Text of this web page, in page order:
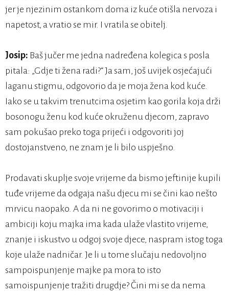
jer je njezinim ostankom doma iz kuće otišla nervoza i
napetost, a vratio se mir. I vratila se obitelj.
Josip: Baš jučer me jedna nadređena kolegica s posla
pitala: „Gdje ti žena radi?“ Ja sam, još uvijek osjećajući
laganu stigmu, odgovorio da je moja žena kod kuće.
Iako se u takvim trenutcima osjetim kao gorila koja drži
bosonogu ženu kod kuće okruženu djecom, zapravo
sam pokušao preko toga prijeći i odgovoriti joj
dostojanstveno, ne znam je li bilo uspješno.
Prodavati skuplje svoje vrijeme da bismo jeftinije kupili
tuđe vrijeme da odgaja našu djecu mi se čini kao nešto
mrvicu naopako. A da ni ne govorimo o motivaciji i
ambiciji koju majka ima kada ulaže vlastito vrijeme,
znanje i iskustvo u odgoj svoje djece, naspram istog toga
koje ulaže nadničar. Je li u tome slučaju nedovoljno
sampoispunjenje majke pa mora to isto
samoispunjenje tražiti drugdje? Čini mi se da nema